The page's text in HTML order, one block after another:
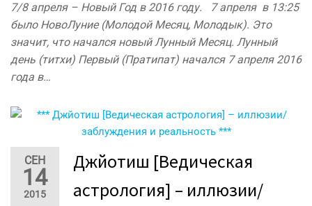
7/8 апреля – Новый Год в 2016 году. 7 апреля в 13:25
было НовоЛуние (Молодой Месяц, Молодык). Это
значит, что начался новый Лунный Месяц. Лунный
день (титхи) Первый (Пратипат) начался 7 апреля 2016
года в…
СЕН
14
2015
Джйотиш [Ведическая
астрология] – иллюзии/